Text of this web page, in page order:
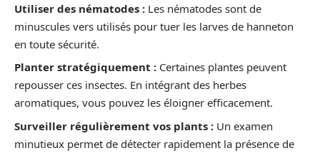
Utiliser des nématodes : Les nématodes sont de
minuscules vers utilisés pour tuer les larves de hanneton
en toute sécurité.
Planter stratégiquement : Certaines plantes peuvent
repousser ces insectes. En intégrant des herbes
aromatiques, vous pouvez les éloigner efficacement.
Surveiller régulièrement vos plants : Un examen
minutieux permet de détecter rapidement la présence de